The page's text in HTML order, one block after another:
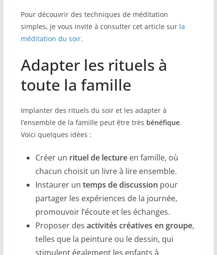
Pour découvrir des techniques de méditation
simples, je vous invite à consulter cet article sur la
méditation du soir.
Adapter les rituels à
toute la famille
Implanter des rituels du soir et les adapter à
l’ensemble de la famille peut être très bénéfique.
Voici quelques idées :
Créer un rituel de lectureen famille, où
chacun choisit un livre à lire ensemble.
Instaurer un temps de discussion pour
partager les expériences de la journée,
promouvoir l’écoute et les échanges.
Proposer des activités créatives en groupe,
telles que la peinture ou le dessin, qui
stimulent également les enfants à